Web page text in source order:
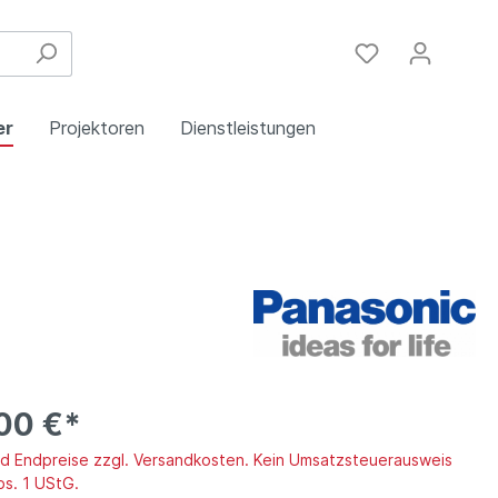
Projektoren Dienstleistungen
Handy & DSL
€*
Endpreise zzgl. Versandkosten. Kein Umsatzsteuerausweis
1 UStG.